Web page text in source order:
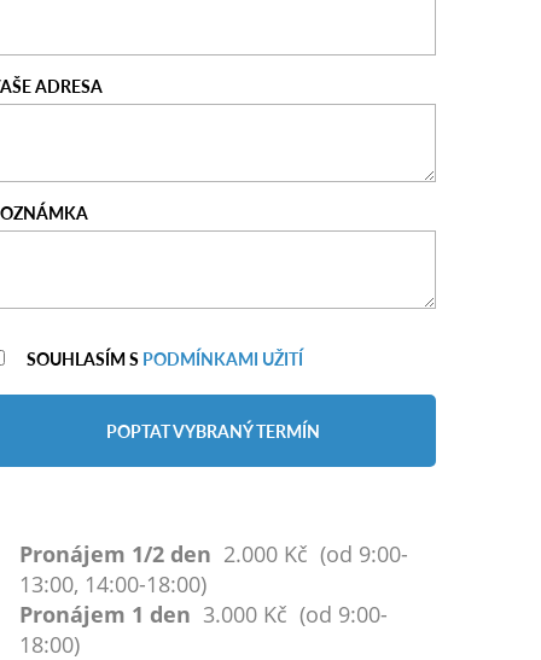
ADRESA
SOUHLASÍM S PODMÍNKAMI UŽITÍ
POPTAT VYBRANÝ TERMÍN
Pronájem 1/2 den 2.000 Kč (od 9:00-
13:00, 14:00-18:00)
Pronájem 1 den 3.000 Kč (od 9:00-
18:00)